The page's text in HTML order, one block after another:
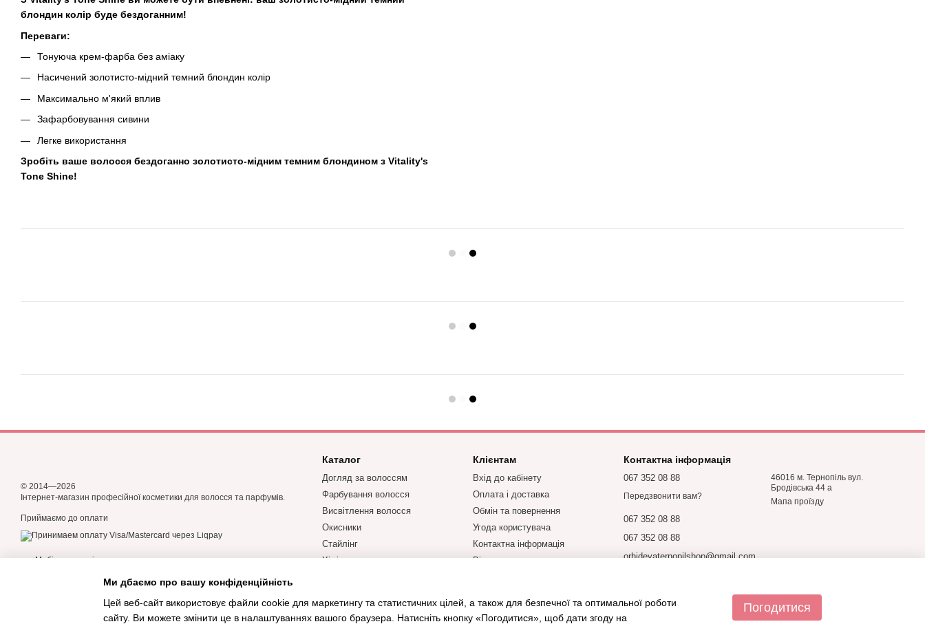
блондин колір буде бездоганним!
Переваги:
Тонуюча крем-фарба без аміаку
Насичений золотисто-мідний темний блондин колір
Максимально м'який вплив
Зафарбовування сивини
Легке використання
Зробіть ваше волосся бездоганно золотисто-мідним темним блондином з Vitality's
Tone Shine!
© 2014—2026
Інтернет-магазин професійної косметики для волосся та парфумів.
Приймаємо до оплати
Мобільна версія
Каталог
Догляд за волоссям
Фарбування волосся
Висвітлення волосся
Окисники
Стайлінг
Хімічна завивка та
Бренди
Клієнтам
Вхід до кабінету
Оплата і доставка
Обмін та повернення
Угода користувача
Контактна інформація
Відгуки про магазин
Контактна інформація
067 352 08 88
Передзвонити вам?
067 352 08 88
067 352 08 88
orhideyaternopilshop@gmail.com
46016 м. Тернопіль вул.
Бродівська 44 а
Мапа проїзду
Ми дбаємо про вашу конфіденційність
Цей веб-сайт використовує файли cookie для маркетингу та статистичних цілей, а також для безпечної та оптимальної роботи
сайту. Ви можете змінити це в налаштуваннях вашого браузера. Натисніть кнопку «Погодитися», щоб дати згоду на
Погодитися